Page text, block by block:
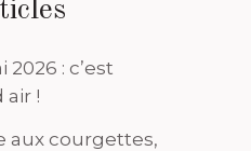
: c’est
air !
aux courgettes,